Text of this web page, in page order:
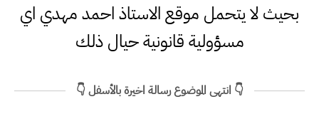
بحيث لا يتحمل موقع الاستاذ احمد مهدي اي
مسؤولية قانونية حيال ذلك
👇 انتهى الموضوع رسالة اخيرة بالأسفل 👇